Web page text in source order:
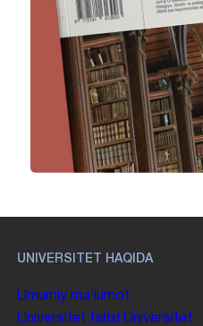
UNIVERSITET HAQIDA
Umumiy maʼlumot
Universitet tarixi Universitet